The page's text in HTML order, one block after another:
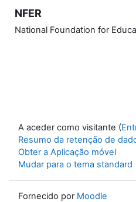
NFER
National Foundation for
A aceder como visitante (
Resumo da retenção de
Obter a Aplicação móvel
Mudar para o tema standard
Fornecido por Moodle